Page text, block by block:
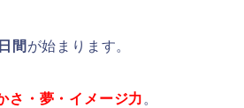
間 が始まります。
さ・夢・イメージ力 。